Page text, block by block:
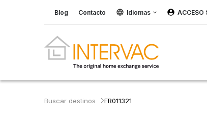
Blog Contacto Idiomas ACCESO
Buscar destinos FR011321